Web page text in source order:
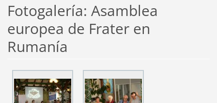
Fotogalería: Asamblea
europea de Frater en
Rumanía